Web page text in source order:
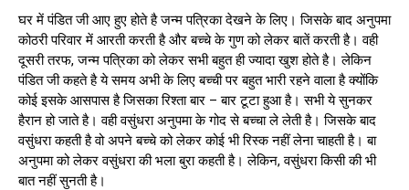
घर में पंडित जी आए हुए होते है जन्म पत्रिका देखने के लिए। जिसके बाद अनुपमा
कोठरी परिवार में आरती करती है और बच्चे के गुण को लेकर बातें करती है। वही
दूसरी तरफ, जन्म पत्रिका को लेकर सभी बहुत ही ज्यादा खुश होते है। लेकिन
पंडित जी कहते है ये समय अभी के लिए बच्ची पर बहुत भारी रहने वाला है क्योंकि
कोई इसके आसपास है जिसका रिश्ता बार – बार टूटा हुआ है। सभी ये सुनकर
हैरान हो जाते है। वही वसुंधरा अनुपमा के गोद से बच्चा ले लेती है। जिसके बाद
वसुंधरा कहती है वो अपने बच्चे को लेकर कोई भी रिस्क नहीं लेना चाहती है। बा
अनुपमा को लेकर वसुंधरा की भला बुरा कहती है। लेकिन, वसुंधरा किसी की भी
बात नहीं सुनती है।